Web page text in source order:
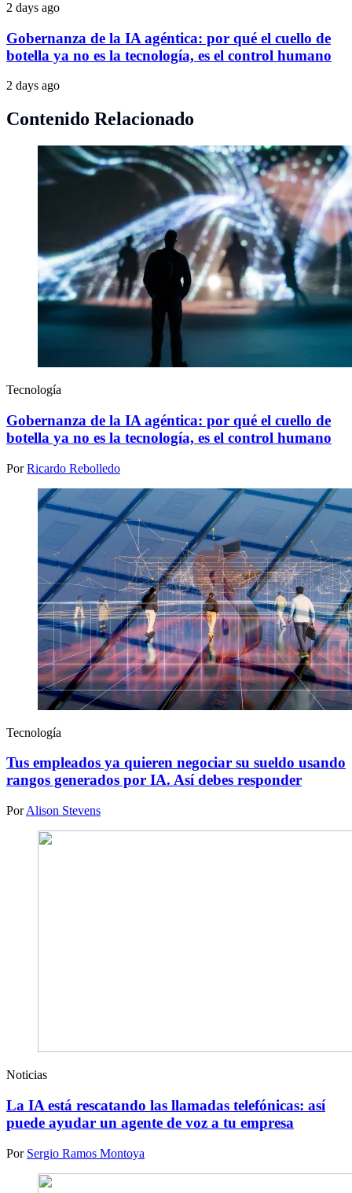
2 days ago
Gobernanza de la IA agéntica: por qué el cuello de
botella ya no es la tecnología, es el control humano
2 days ago
Contenido Relacionado
Tecnología
Gobernanza de la IA agéntica: por qué el cuello de
botella ya no es la tecnología, es el control humano
PorRicardo Rebolledo
Tecnología
Tus empleados ya quieren negociar su sueldo usando
rangos generados por IA. Así debes responder
PorAlison Stevens
Noticias
La IA está rescatando las llamadas telefónicas: así
puede ayudar un agente de voz a tu empresa
Por Sergio Ramos Montoya